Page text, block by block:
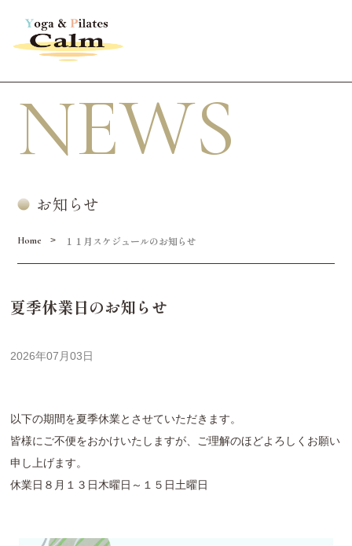
NEWS
お知らせ
Home > １１月スケジュールのお知らせ
夏季休業日のお知らせ
2026年07月03日
以下の期間を夏季休業とさせていただきます。
皆様にご不便をおかけいたしますが、ご理解のほどよろしくお願い
申し上げます。
休業日８月１３日木曜日～１５日土曜日